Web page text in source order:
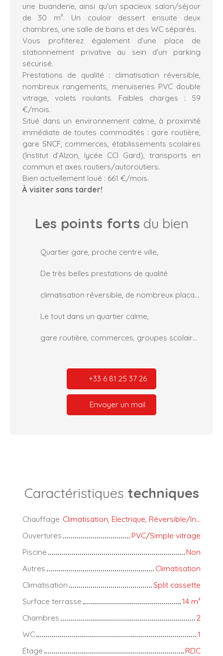
une buanderie, ainsi qu’un spacieux salon/séjour
de 30 m². Un couloir dessert ensuite deux
chambres, une salle de bains et des WC séparés.
Vous profiterez également d’une place de
stationnement privative au sein d’un parking
sécurisé.
Prestations de qualité : climatisation réversible,
nombreux rangements, menuiseries PVC double
vitrage, volets roulants. Faibles charges : 59
€/mois.
Situé dans un environnement calme, à proximité
immédiate de toutes commodités : gare routière,
gare SNCF, commerces, établissements scolaires
(Institut d’Alzon, lycée CCI Gard), transports en
commun et axes routiers/autoroutiers.
Bien actuellement loué : 661 €/mois.
À visiter sans tarder!
Les points forts du bien
Quartier gare, proche centre ville,
De très belles prestations de qualité
climatisation réversible, de nombreux placards
Le tout dans un quartier calme,
gare routière, commerces, groupes scolaires
+33 6 81 25 37 26
Envoyer un mail
Caractéristiques techniques
Chauffage
Climatisation, Electrique, Réversible/Individuel
Ouvertures
PVC/Simple vitrage
Piscine
Non
Autres
Climatisation
Climatisation
Split cassette
Surface terrasse
14 m²
Chambres
2
WC
1
Étage
RDC